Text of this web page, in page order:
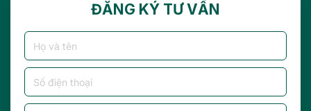
ĐĂNG KÝ TƯ VẤN